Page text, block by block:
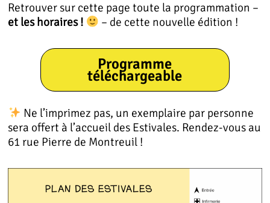
Retrouver sur cette page toute la programmation –
et les horaires !
– de cette nouvelle édition !
Programme
téléchargeable
Ne l’imprimez pas, un exemplaire par personne
sera offert à l’accueil des Estivales. Rendez-vous au
61 rue Pierre de Montreuil !